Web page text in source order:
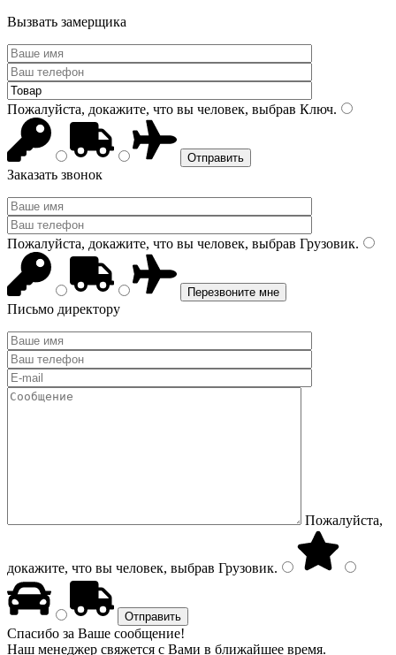
Вызвать замерщика
Пожалуйста, докажите, что вы человек, выбрав Ключ.
Заказать звонок
Пожалуйста, докажите, что вы человек, выбрав Грузовик.
Письмо директору
Пожалуйста,
докажите, что вы человек, выбрав Грузовик.
Спасибо за Ваше сообщение!
Наш менеджер свяжется с Вами в ближайшее время.